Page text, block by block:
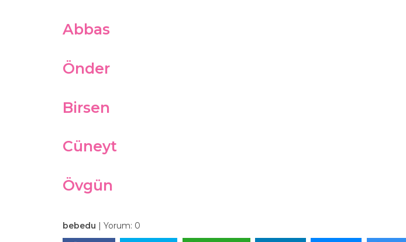
Abbas
Önder
Birsen
Cüneyt
Övgün
bebedu | Yorum: 0